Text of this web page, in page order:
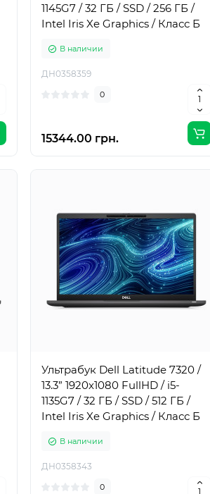
1145G7 / 32 ГБ / SSD / 256 ГБ /
Intel Iris Xe Graphics / Класс Б
В наличии
ДН0358359
0
15344.00 грн.
Ультрабук Dell Latitude 7320 /
13.3” 1920x1080 FullHD / i5-
1135G7 / 32 ГБ / SSD / 512 ГБ /
Intel Iris Xe Graphics / Класс Б
В наличии
ДН0358343
0